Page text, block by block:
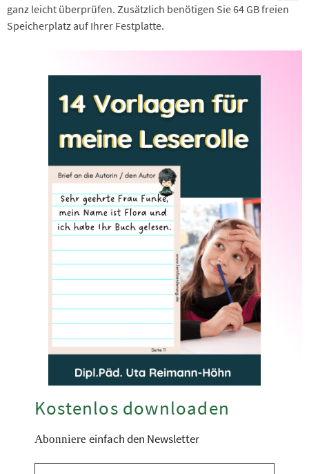
ganz leicht überprüfen. Zusätzlich benötigen Sie 64 GB freien
Speicherplatz auf Ihrer Festplatte.
Kostenlos downloaden
Abonniere einfach den Newsletter